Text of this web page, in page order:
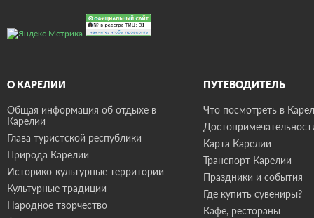
О КАРЕЛИИ
Общая информация об отдыхе в
Карелии
Глава туристской республики
Природа Карелии
Историко-культурные территории
Культурные традиции
Народное творчество
ПУТЕВОДИТЕЛЬ
Что посмотреть в
Карта Карелии
Транспорт Карелии
Праздники и события
Где купить сувениры?
Кафе, рестораны